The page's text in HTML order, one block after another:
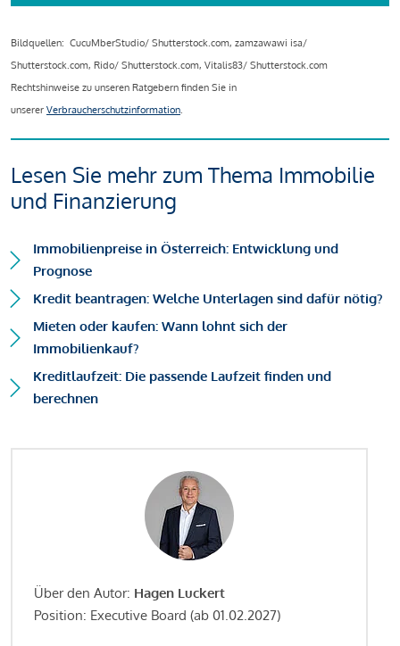
Bildquellen: CucuMberStudio/ Shutterstock.com, zamzawawi isa/
Shutterstock.com, Rido/ Shutterstock.com, Vitalis83/ Shutterstock.com
Rechtshinweise zu unseren Ratgebern finden Sie in
unserer Verbraucherschutzinformation.
Lesen Sie mehr zum Thema Immobilie
und Finanzierung
Immobilienpreise in Österreich: Entwicklung und
Prognose
Kredit beantragen: Welche Unterlagen sind dafür nötig?
Mieten oder kaufen: Wann lohnt sich der
Immobilienkauf?
Kreditlaufzeit: Die passende Laufzeit finden und
berechnen
Über den Autor: Hagen Luckert
Position: Executive Board (ab 01.02.2027)